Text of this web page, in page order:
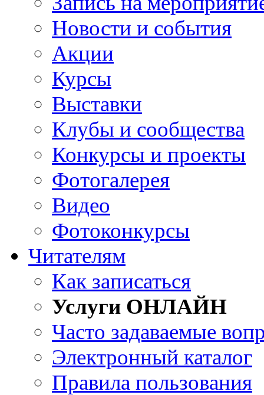
Новости и события
Акции
Курсы
Выставки
Клубы и сообщества
Конкурсы и проекты
Фотогалерея
Видео
Фотоконкурсы
Читателям
Как записаться
Услуги ОНЛАЙН
Часто задаваемые
Электронный каталог
Правила пользования